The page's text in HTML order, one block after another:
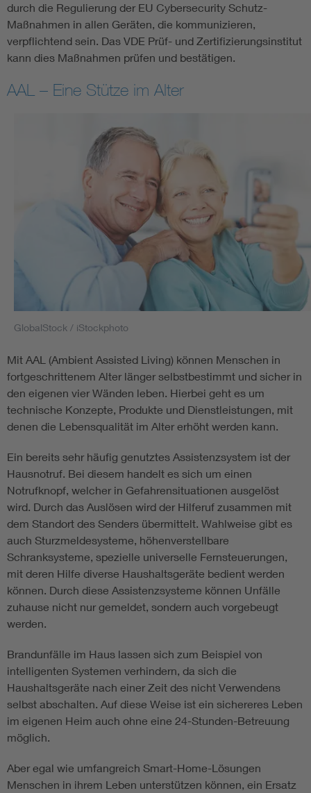
durch die Regulierung der EU Cybersecurity Schutz-
Maßnahmen in allen Geräten, die kommunizieren,
verpflichtend sein. Das VDE Prüf- und Zertifizierungsinstitut
kann dies Maßnahmen prüfen und bestätigen.
AAL – Eine Stütze im Alter
GlobalStock / iStockphoto
Mit AAL (Ambient Assisted Living) können Menschen in
fortgeschrittenem Alter länger selbstbestimmt und sicher in
den eigenen vier Wänden leben. Hierbei geht es um
technische Konzepte, Produkte und Dienstleistungen, mit
denen die Lebensqualität im Alter erhöht werden kann.
Ein bereits sehr häufig genutztes Assistenzsystem ist der
Hausnotruf. Bei diesem handelt es sich um einen
Notrufknopf, welcher in Gefahrensituationen ausgelöst
wird. Durch das Auslösen wird der Hilferuf zusammen mit
dem Standort des Senders übermittelt. Wahlweise gibt es
auch Sturzmeldesysteme, höhenverstellbare
Schranksysteme, spezielle universelle Fernsteuerungen,
mit deren Hilfe diverse Haushaltsgeräte bedient werden
können. Durch diese Assistenzsysteme können Unfälle
zuhause nicht nur gemeldet, sondern auch vorgebeugt
werden.
Brandunfälle im Haus lassen sich zum Beispiel von
intelligenten Systemen verhindern, da sich die
Haushaltsgeräte nach einer Zeit des nicht Verwendens
selbst abschalten. Auf diese Weise ist ein sichereres Leben
im eigenen Heim auch ohne eine 24-Stunden-Betreuung
möglich.
Aber egal wie umfangreich Smart-Home-Lösungen
Menschen in ihrem Leben unterstützen können, ein Ersatz